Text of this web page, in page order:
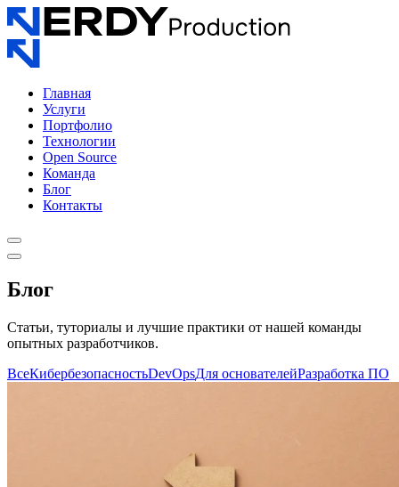
Главная
Услуги
Портфолио
Технологии
Open Source
Команда
Блог
Контакты
Блог
Статьи, туториалы и лучшие практики от нашей команды
опытных разработчиков.
ВсеКибербезопасностьDevOpsДля основателейРазработка ПО